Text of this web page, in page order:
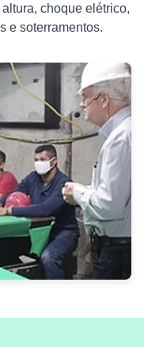
altura, choque elétrico,
e soterramentos.